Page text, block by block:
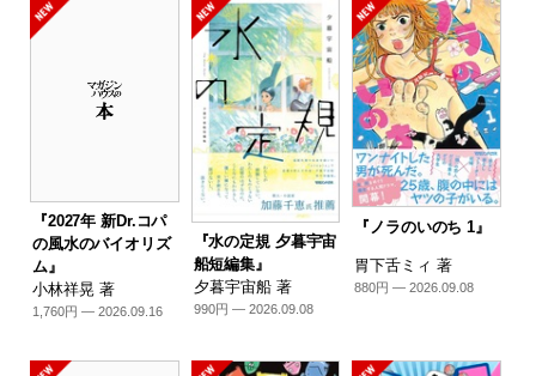
『2027年 新Dr.コパ
の風水のバイオリズ
ム』
小林祥晃 著
1,760円 — 2026.09.16
『水の定規 夕暮宇宙
船短編集』
夕暮宇宙船 著
990円 — 2026.09.08
『ノラのいのち 1』
胃下舌ミィ 著
880円 — 2026.09.08